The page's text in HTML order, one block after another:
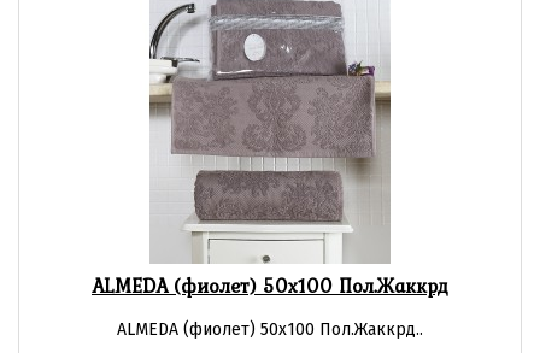
ALMEDA (фиолет) 50х100 Пол.Жаккрд
ALMEDA (фиолет) 50х100 Пол.Жаккрд..